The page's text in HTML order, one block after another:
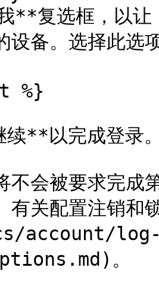
**复选框，以
设备。选择此选
%}
**以完成登录
不会被要求完
有关配置注销和
account/